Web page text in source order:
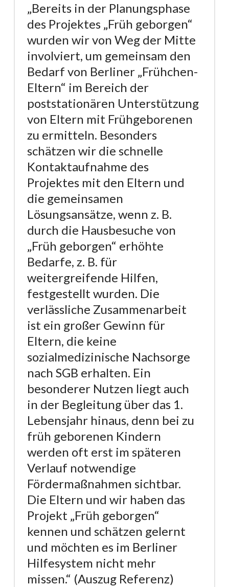
„Bereits in der Planungsphase
des Projektes „Früh geborgen“
wurden wir von Weg der Mitte
involviert, um gemeinsam den
Bedarf von Berliner „Frühchen-
Eltern“ im Bereich der
poststationären Unterstützung
von Eltern mit Frühgeborenen
zu ermitteln. Besonders
schätzen wir die schnelle
Kontaktaufnahme des
Projektes mit den Eltern und
die gemeinsamen
Lösungsansätze, wenn z. B.
durch die Hausbesuche von
„Früh geborgen“ erhöhte
Bedarfe, z. B. für
weitergreifende Hilfen,
festgestellt wurden. Die
verlässliche Zusammenarbeit
ist ein großer Gewinn für
Eltern, die keine
sozialmedizinische Nachsorge
nach SGB erhalten. Ein
besonderer Nutzen liegt auch
in der Begleitung über das 1.
Lebensjahr hinaus, denn bei zu
früh geborenen Kindern
werden oft erst im späteren
Verlauf notwendige
Fördermaßnahmen sichtbar.
Die Eltern und wir haben das
Projekt „Früh geborgen“
kennen und schätzen gelernt
und möchten es im Berliner
Hilfesystem nicht mehr
missen.“ (Auszug Referenz)